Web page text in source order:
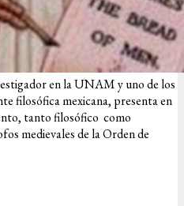
en la UNAM y uno de los
filosófica mexicana, presenta en
tanto filosófico como
medievales de la Orden de